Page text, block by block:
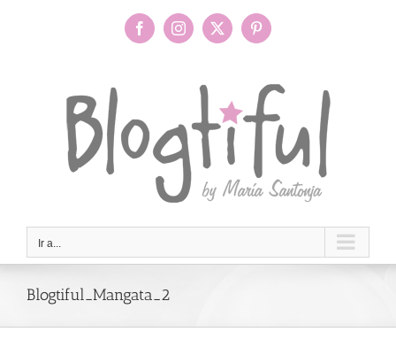
FacebookInstagram
X Pinterest
Ir a...
Blogtiful_Mangata_2